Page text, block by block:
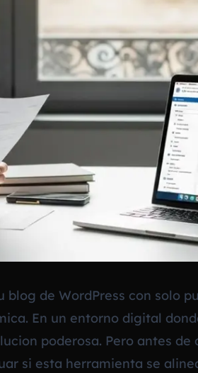
de WordPress con solo
En un entorno digital
poderosa. Pero antes
si esta herramienta se